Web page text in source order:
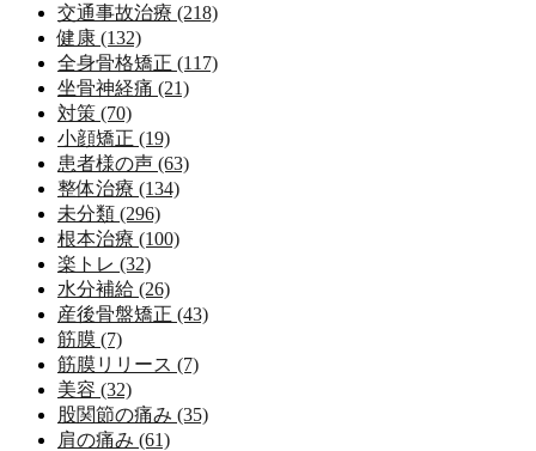
交通事故治療 (218)
健康 (132)
全身骨格矯正 (117)
坐骨神経痛 (21)
対策 (70)
小顔矯正 (19)
患者様の声 (63)
整体治療 (134)
未分類 (296)
根本治療 (100)
楽トレ (32)
水分補給 (26)
産後骨盤矯正 (43)
筋膜 (7)
筋膜リリース (7)
美容 (32)
股関節の痛み (35)
肩の痛み (61)